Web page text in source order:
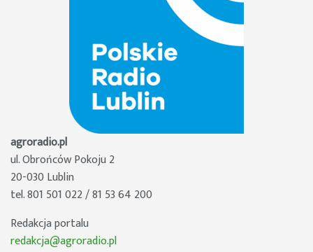
agroradio.pl
ul. Obrońców Pokoju 2
20-030 Lublin
tel. 801 501 022 / 81 53 64 200
Redakcja portalu
redakcja@agroradio.pl